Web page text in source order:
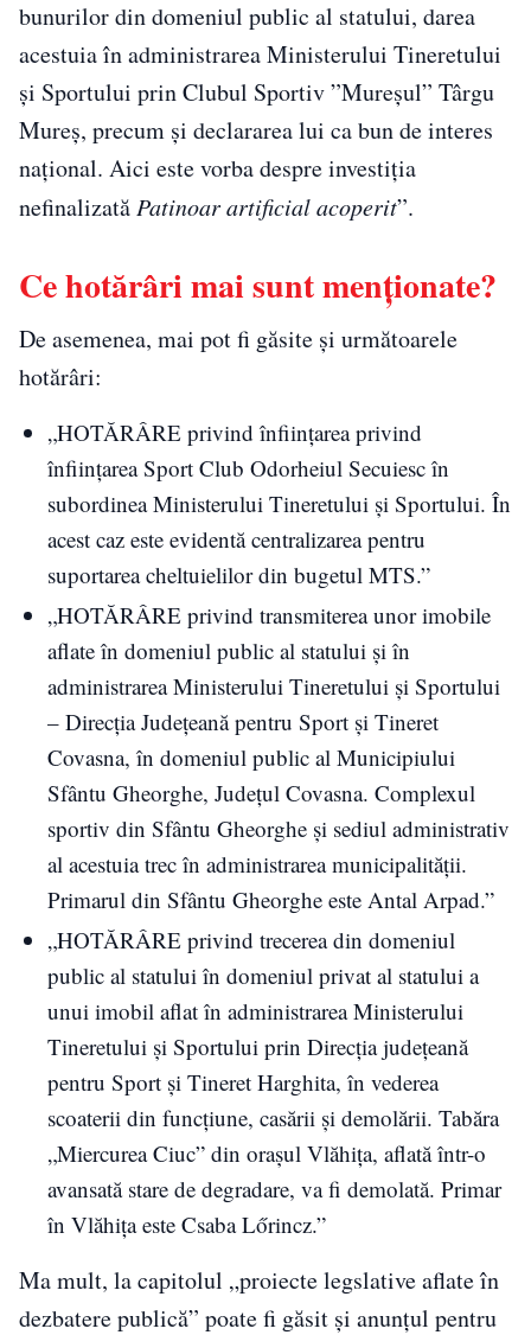
bunurilor din domeniul public al statului, darea
acestuia în administrarea Ministerului Tineretului
și Sportului prin Clubul Sportiv ”Mureșul” Târgu
Mureș, precum și declararea lui ca bun de interes
național. Aici este vorba despre investiția
nefinalizată Patinoar artificial acoperit”.
Ce hotărâri mai sunt menționate?
De asemenea, mai pot fi găsite și următoarele
hotărâri:
„HOTĂRÂRE privind înființarea privind
înființarea Sport Club Odorheiul Secuiesc în
subordinea Ministerului Tineretului şi Sportului. În
acest caz este evidentă centralizarea pentru
suportarea cheltuielilor din bugetul MTS.”
„HOTĂRÂRE privind transmiterea unor imobile
aflate în domeniul public al statului și în
administrarea Ministerului Tineretului și Sportului
– Direcția Județeană pentru Sport și Tineret
Covasna, în domeniul public al Municipiului
Sfântu Gheorghe, Județul Covasna. Complexul
sportiv din Sfântu Gheorghe și sediul administrativ
al acestuia trec în administrarea municipalității.
Primarul din Sfântu Gheorghe este Antal Arpad.”
„HOTĂRÂRE privind trecerea din domeniul
public al statului în domeniul privat al statului a
unui imobil aflat în administrarea Ministerului
Tineretului și Sportului prin Direcția județeană
pentru Sport și Tineret Harghita, în vederea
scoaterii din funcţiune, casării şi demolării. Tabăra
„Miercurea Ciuc” din orașul Vlăhița, aflată într-o
avansată stare de degradare, va fi demolată. Primar
în Vlăhița este Csaba Lőrincz.”
Ma mult, la capitolul „proiecte legslative aflate în
dezbatere publică” poate fi găsit și anunțul pentru